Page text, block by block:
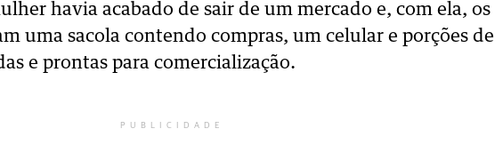
havia acabado de sair de um mercado e, com ela, os
uma sacola contendo compras, um celular e porções de
e prontas para comercialização.
PUBLICIDADE